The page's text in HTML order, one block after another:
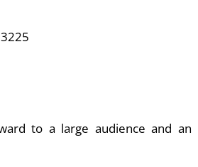
to a large audience and an